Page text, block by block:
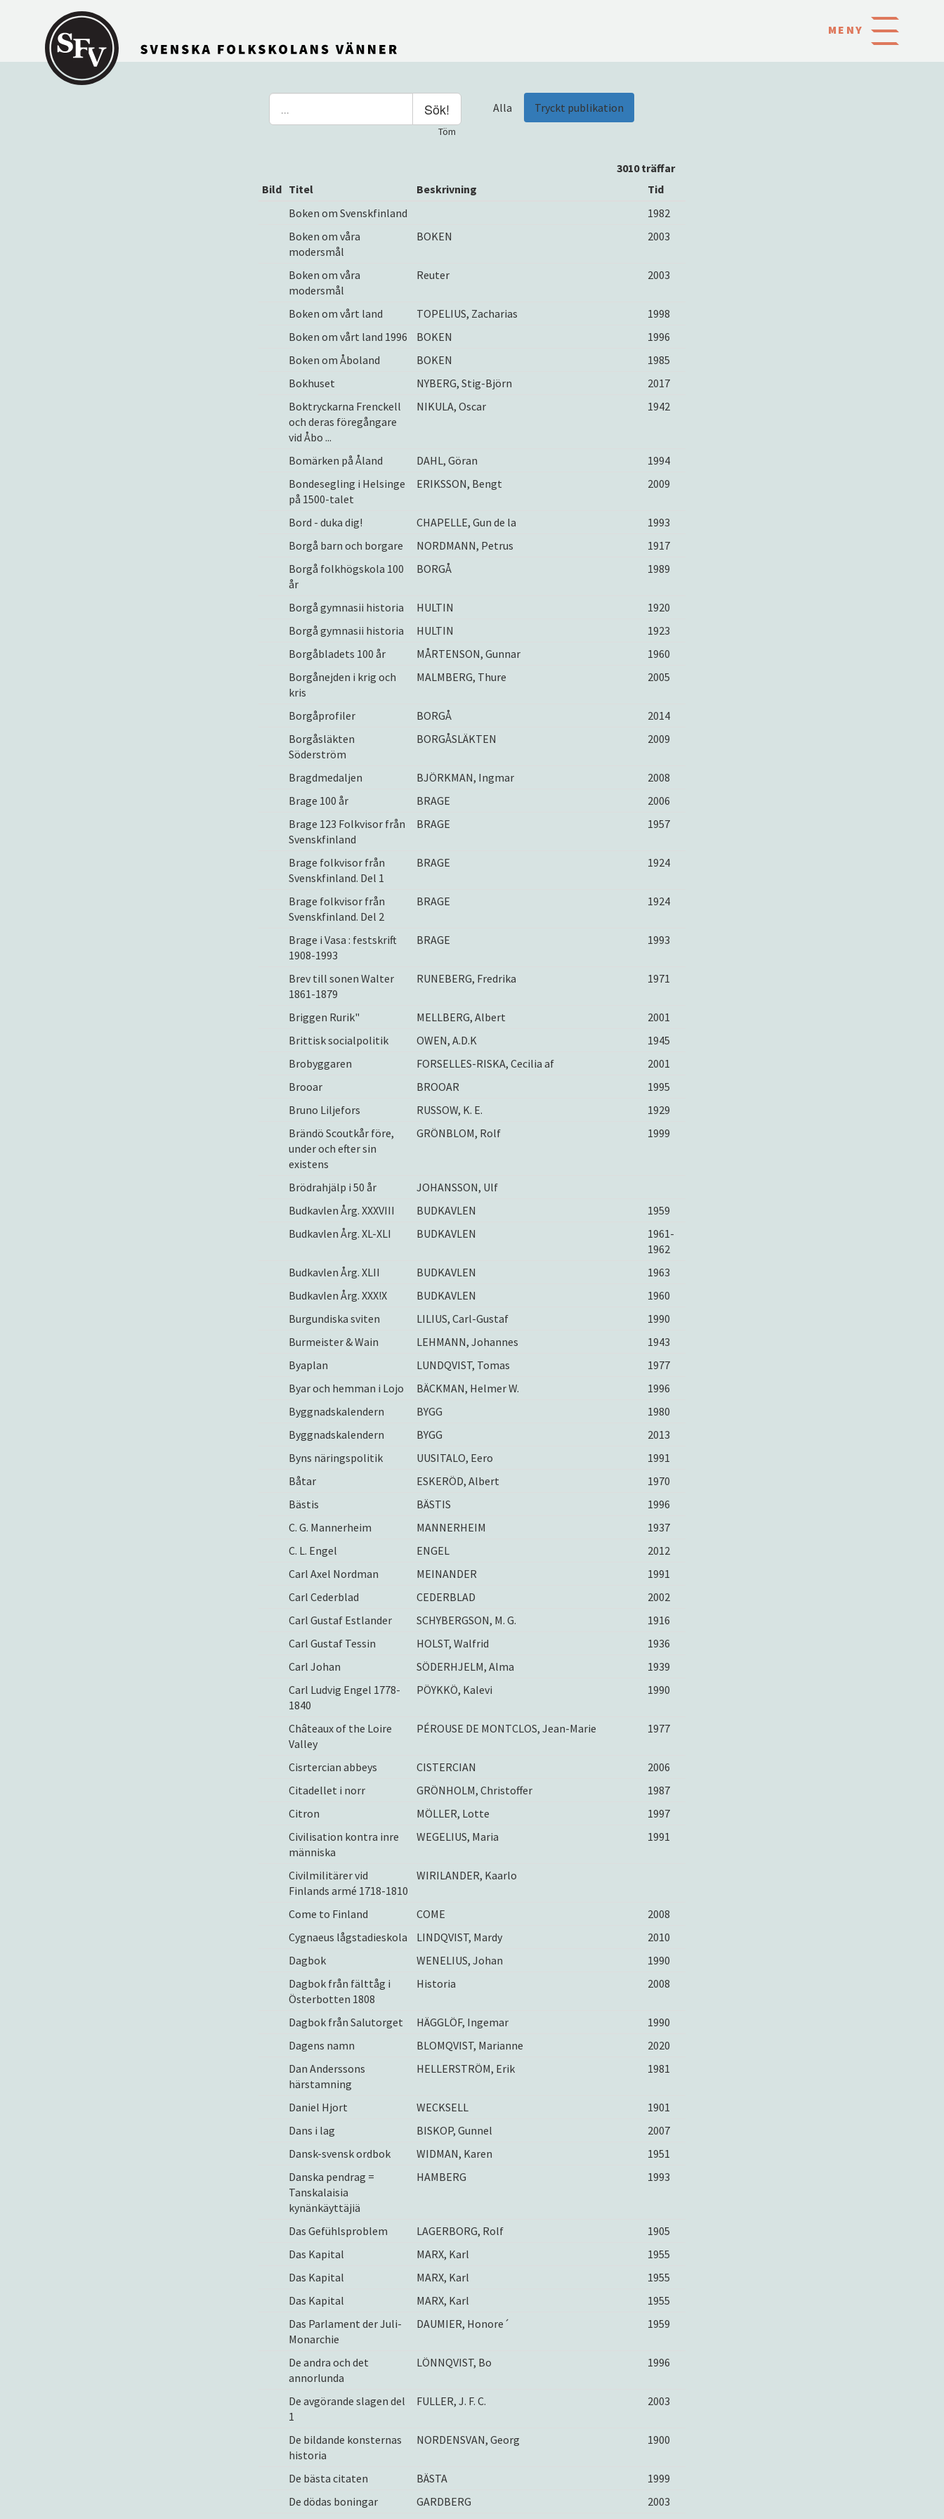
Gå till innehållet
MENY
Sök!
Töm
Alla Tryckt publikation
3010 träffar
Bild Titel Beskrivning
Tid
Boken om Svenskfinland
1982
Boken om våra
modersmål
BOKEN 2003
Boken om våra
modersmål
Reuter 2003
Boken om vårt land TOPELIUS, Zacharias
1998
Boken om vårt land 1996
BOKEN
1996
Boken om Åboland
BOKEN
1985
Bokhuset
NYBERG, Stig-Björn
2017
Boktryckarna Frenckell
och deras föregångare
vid Åbo ...
NIKULA, Oscar 1942
Bomärken på Åland DAHL, Göran
1994
Bondesegling i Helsinge
på 1500-talet
ERIKSSON, Bengt 2009
Bord - duka dig! CHAPELLE, Gun de la
1993
Borgå barn och borgare
NORDMANN, Petrus
1917
Borgå folkhögskola 100
år
BORGÅ 1989
Borgå gymnasii historia HULTIN
1920
Borgå gymnasii historia
HULTIN
1923
Borgåbladets 100 år
MÅRTENSON, Gunnar
1960
Borgånejden i krig och
kris
MALMBERG, Thure 2005
Borgåprofiler BORGÅ
2014
Borgåsläkten
Söderström
BORGÅSLÄKTEN 2009
Bragdmedaljen BJÖRKMAN, Ingmar
2008
Brage 100 år
BRAGE
2006
Brage 123 Folkvisor från
Svenskfinland
BRAGE 1957
Brage folkvisor från
Svenskfinland. Del 1
BRAGE 1924
Brage folkvisor från
Svenskfinland. Del 2
BRAGE 1924
Brage i Vasa : festskrift
1908-1993
BRAGE 1993
Brev till sonen Walter
1861-1879
RUNEBERG, Fredrika 1971
Briggen Rurik" MELLBERG, Albert
2001
Brittisk socialpolitik
OWEN, A.D.K
1945
Brobyggaren
FORSELLES-RISKA, Cecilia af
2001
Brooar
BROOAR
1995
Bruno Liljefors
RUSSOW, K. E.
1929
Brändö Scoutkår före,
under och efter sin
existens
GRÖNBLOM, Rolf 1999
Brödrahjälp i 50 år
JOHANSSON, Ulf
Budkavlen Årg. XXXVIII
BUDKAVLEN
1959
Budkavlen Årg. XL-XLI
BUDKAVLEN
1961-
1962
Budkavlen Årg. XLII
BUDKAVLEN
1963
Budkavlen Årg. XXX!X
BUDKAVLEN
1960
Burgundiska sviten
LILIUS, Carl-Gustaf
1990
Burmeister & Wain
LEHMANN, Johannes
1943
Byaplan
LUNDQVIST, Tomas
1977
Byar och hemman i Lojo
BÄCKMAN, Helmer W.
1996
Byggnadskalendern
BYGG
1980
Byggnadskalendern
BYGG
2013
Byns näringspolitik
UUSITALO, Eero
1991
Båtar
ESKERÖD, Albert
1970
Bästis
BÄSTIS
1996
C. G. Mannerheim
MANNERHEIM
1937
C. L. Engel
ENGEL
2012
Carl Axel Nordman
MEINANDER
1991
Carl Cederblad
CEDERBLAD
2002
Carl Gustaf Estlander
SCHYBERGSON, M. G.
1916
Carl Gustaf Tessin
HOLST, Walfrid
1936
Carl Johan
SÖDERHJELM, Alma
1939
Carl Ludvig Engel 1778-
1840
PÖYKKÖ, Kalevi 1990
Châteaux of the Loire
Valley
PÉROUSE DE MONTCLOS, Jean-Marie 1977
Cisrtercian abbeys CISTERCIAN
2006
Citadellet i norr
GRÖNHOLM, Christoffer
1987
Citron
MÖLLER, Lotte
1997
Civilisation kontra inre
människa
WEGELIUS, Maria 1991
Civilmilitärer vid
Finlands armé 1718-1810
WIRILANDER, Kaarlo
Come to Finland COME
2008
Cygnaeus lågstadieskola
LINDQVIST, Mardy
2010
Dagbok
WENELIUS, Johan
1990
Dagbok från fälttåg i
Österbotten 1808
Historia 2008
Dagbok från Salutorget HÄGGLÖF, Ingemar
1990
Dagens namn
BLOMQVIST, Marianne
2020
Dan Anderssons
härstamning
HELLERSTRÖM, Erik 1981
Daniel Hjort WECKSELL
1901
Dans i lag
BISKOP, Gunnel
2007
Dansk-svensk ordbok
WIDMAN, Karen
1951
Danska pendrag =
Tanskalaisia
kynänkäyttäjiä
HAMBERG 1993
Das Gefühlsproblem LAGERBORG, Rolf
1905
Das Kapital
MARX, Karl
1955
Das Kapital
MARX, Karl
1955
Das Kapital
MARX, Karl
1955
Das Parlament der Juli-
Monarchie
DAUMIER, Honore´ 1959
De andra och det
annorlunda
LÖNNQVIST, Bo 1996
De avgörande slagen del
1
FULLER, J. F. C. 2003
De bildande konsternas
historia
NORDENSVAN, Georg 1900
De bästa citaten BÄSTA
1999
De dödas boningar
GARDBERG
2003